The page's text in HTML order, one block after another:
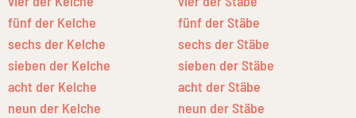
fünf der Kelche
sechs der Kelche
sieben der Kelche
acht der Kelche
neun der Kelche
fünf der Stäbe
sechs der Stäbe
sieben der Stäbe
acht der Stäbe
neun der Stäbe